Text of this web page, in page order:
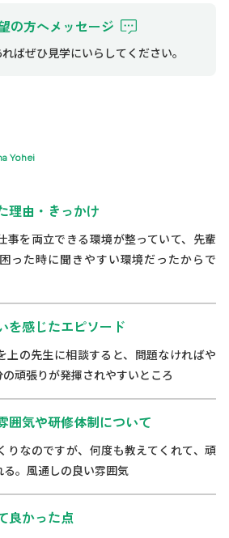
の方へメッセージ
ばぜひ見学にいらしてください。
Yohei
理由・きっかけ
事を両立できる環境が整っていて、先輩
った時に聞きやすい環境だったからで
を感じたエピソード
上の先生に相談すると、問題なければや
頑張りが発揮されやすいところ
囲気や研修体制について
りなのですが、何度も教えてくれて、頑
。風通しの良い雰囲気
良かった点